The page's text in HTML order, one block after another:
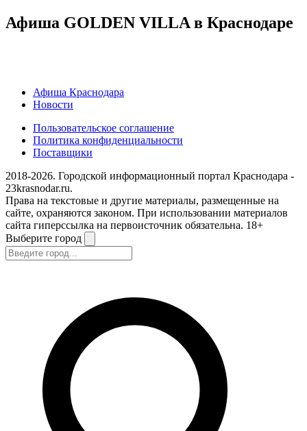
Афиша GOLDEN VILLA в Краснодаре
Афиша Краснодара
Новости
Пользовательское соглашение
Политика конфиденциальности
Поставщики
2018-2026. Городской информационный портал Краснодара -
23krasnodar.ru.
Права на текстовые и другие материалы, размещенные на
сайте, охраняются законом. При использовании материалов
сайта гиперссылка на первоисточник обязательна. 18+
Выберите город